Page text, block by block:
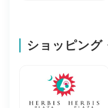
ショッピング